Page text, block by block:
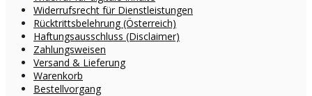
Widerrufsrecht für Dienstleistungen
Rücktrittsbelehrung (Österreich)
Haftungsausschluss (Disclaimer)
Zahlungsweisen
Versand & Lieferung
Warenkorb
Bestellvorgang